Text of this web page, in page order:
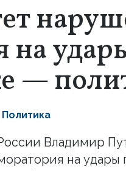
на
—
Политика
Владимир
на удары